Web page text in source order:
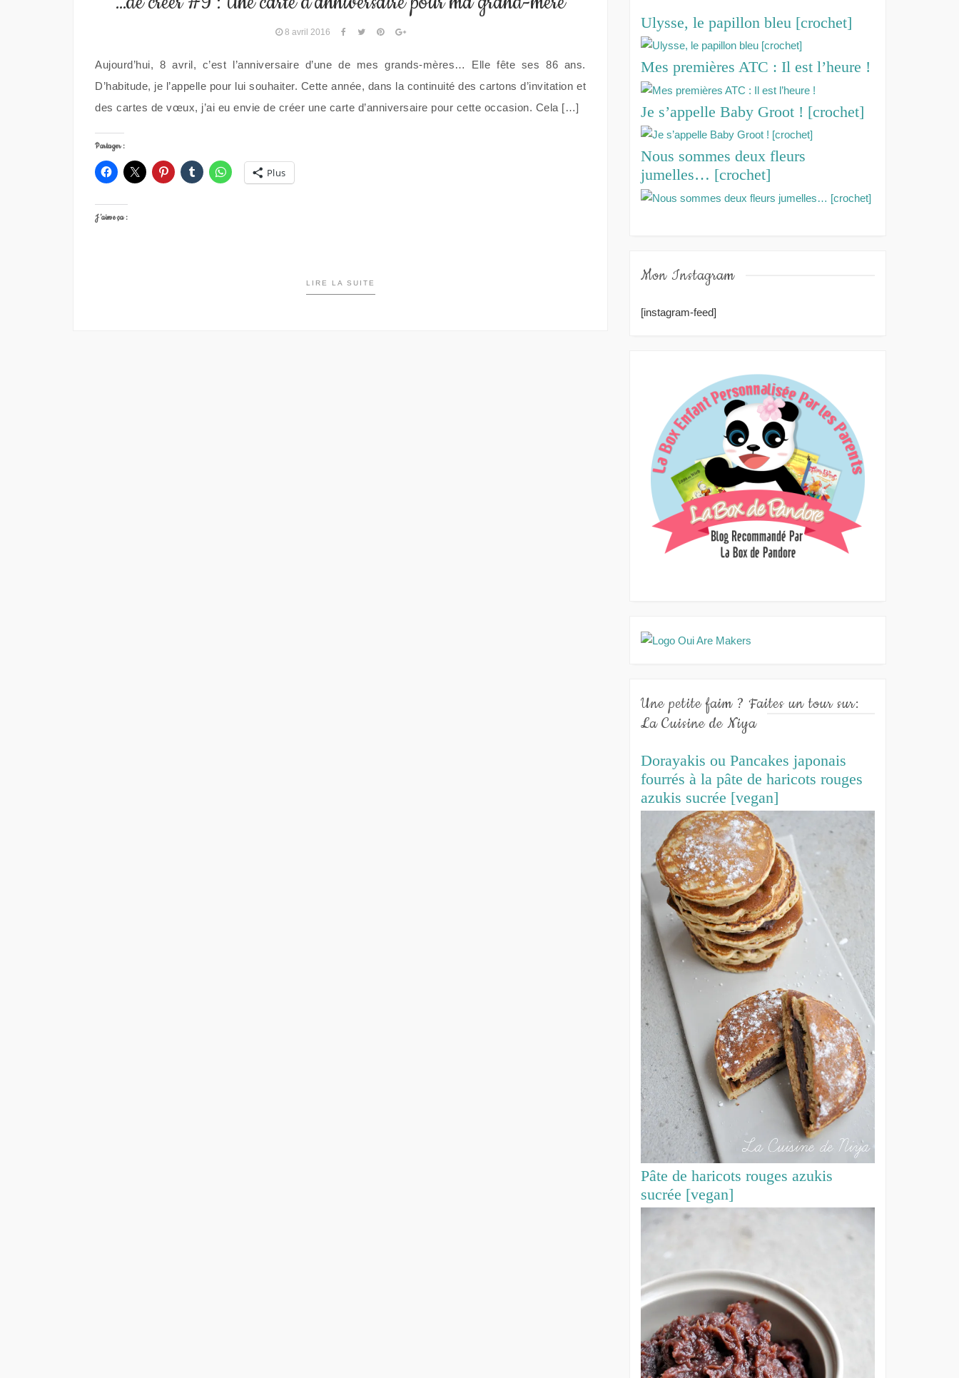
8 avril 2016
Aujourd’hui, 8 avril, c’est l’anniversaire d’une de mes grands-mères… Elle fête ses 86 ans.
D’habitude, je l’appelle pour lui souhaiter. Cette année, dans la continuité des cartons d’invitation et
des cartes de vœux, j’ai eu envie de créer une carte d’anniversaire pour cette occasion. Cela […]
Partager :
Plus
J’aime ça :
LIRE LA SUITE
Ulysse, le papillon bleu [crochet]
Mes premières ATC : Il est l’heure !
Je s’appelle Baby Groot ! [crochet]
Nous sommes deux fleurs
jumelles… [crochet]
Mon Instagram
[instagram-feed]
Une petite faim ? Faites un tour sur:
La Cuisine de Niya
Dorayakis ou Pancakes japonais
fourrés à la pâte de haricots rouges
azukis sucrée [vegan]
Pâte de haricots rouges azukis
sucrée [vegan]